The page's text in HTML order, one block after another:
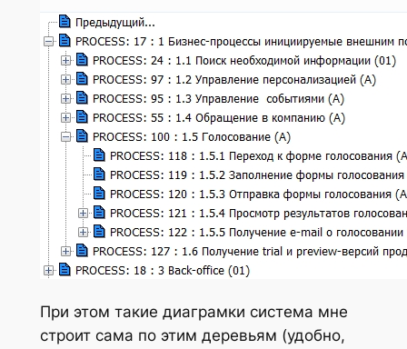
При этом такие диаграмки система мне
строит сама по этим деревьям (удобно,